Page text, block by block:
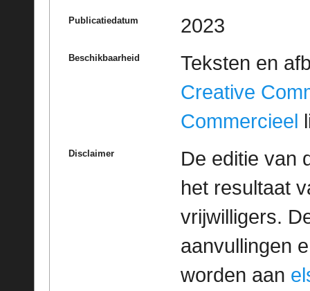
Publicatiedatum 2023
Beschikbaarheid
Teksten en
Creative
Commercieel
Disclaimer
De editie van
het resultaat
vrijwilligers.
aanvullingen
worden aan